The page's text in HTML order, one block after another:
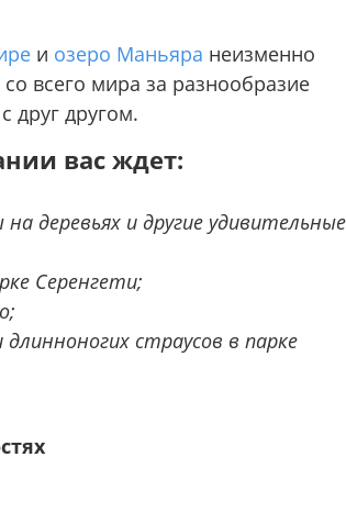
и озеро Маньяра неизменно
всего мира за разнообразие
друг другом.
вас ждет:
деревьях и другие удивительные
Серенгети;
страусов в парке